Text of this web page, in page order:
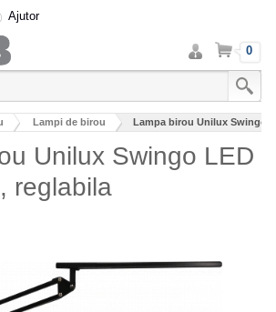
Ajutor
Intra
in
cont
Cos 0
Lampi de birou Lampa birou Unilux Swingo
Unilux Swingo LED
reglabila